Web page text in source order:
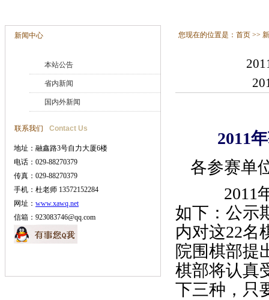
新闻中心
本站公告
省内新闻
国内外新闻
联系我们 Contact Us
地址：融鑫路3号自力大厦6楼
电话：029-88270379
传真：029-88270379
手机：杜老师 13572152284
网址： www.xawq.net
信箱：923083746@qq.com
您现在的位置是： 首页 >>
2011年获
各参赛单
2011年
如下：公示
内对这22名
院围棋部提
棋部将认真
下三种，只